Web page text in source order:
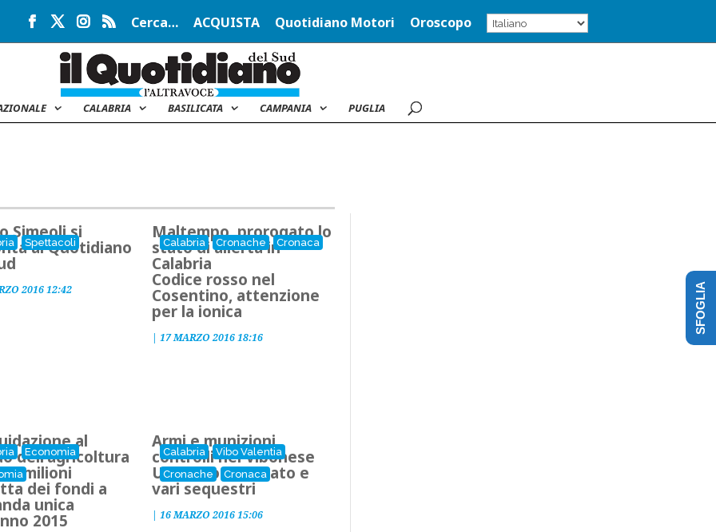
Cerca… ACQUISTA Quotidiano Motori Oroscopo
CALABRIA BASILICATA CAMPANIA PUGLIA
Spettacoli
Simeoli si
al Quotidiano
2016 12:42
Calabria Cronache Cronaca
Maltempo, prorogato lo
stato di allerta in
Calabria
Codice rosso nel
Cosentino, attenzione
per la ionica
|17 MARZO 2016 18:16
Economia
al
dell'agricoltura
milioni
dei fondi a
unica
2015
Calabria
Vibo Valentia
Cronache
Cronaca
Armi e munizioni,
controlli nel Vibonese
Un uomo arrestato e
vari sequestri
|16 MARZO 2016 15:06
SFOGLIA